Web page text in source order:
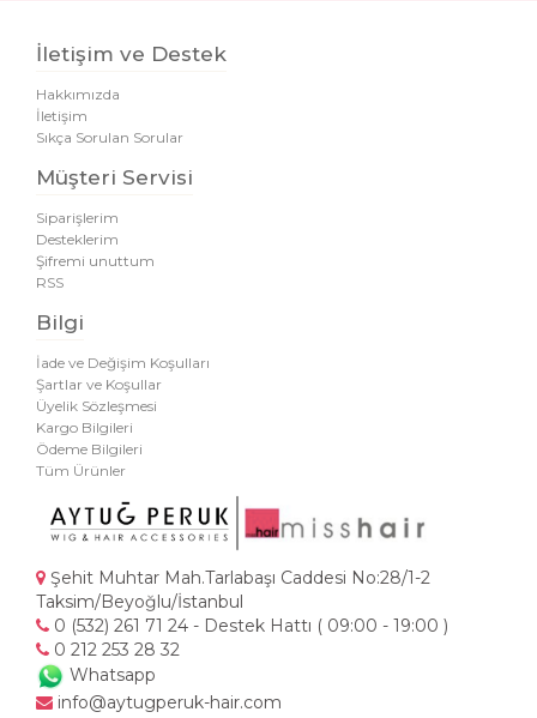
İletişim ve Destek
Hakkımızda
İletişim
Sıkça Sorulan Sorular
Müşteri Servisi
Siparişlerim
Desteklerim
Şifremi unuttum
RSS
Bilgi
İade ve Değişim Koşulları
Şartlar ve Koşullar
Üyelik Sözleşmesi
Kargo Bilgileri
Ödeme Bilgileri
Tüm Ürünler
Şehit Muhtar Mah.Tarlabaşı Caddesi No:28/1-2
Taksim/Beyoğlu/İstanbul
0 (532) 261 71 24 - Destek Hattı ( 09:00 - 19:00 )
0 212 253 28 32
Whatsapp
info@aytugperuk-hair.com